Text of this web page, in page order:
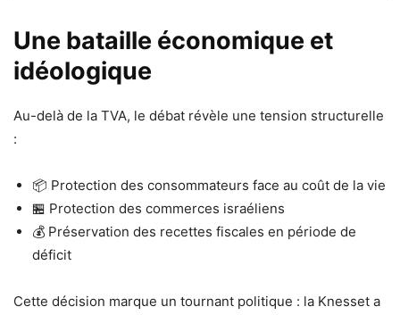
Une bataille économique et
idéologique
Au-delà de la TVA, le débat révèle une tension structurelle
:
📦 Protection des consommateurs face au coût de la vie
🏪 Protection des commerces israéliens
💰 Préservation des recettes fiscales en période de
déficit
Cette décision marque un tournant politique : la Knesset a